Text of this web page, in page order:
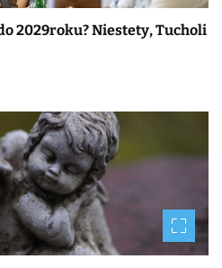
2029roku? Niestety, Tucholi